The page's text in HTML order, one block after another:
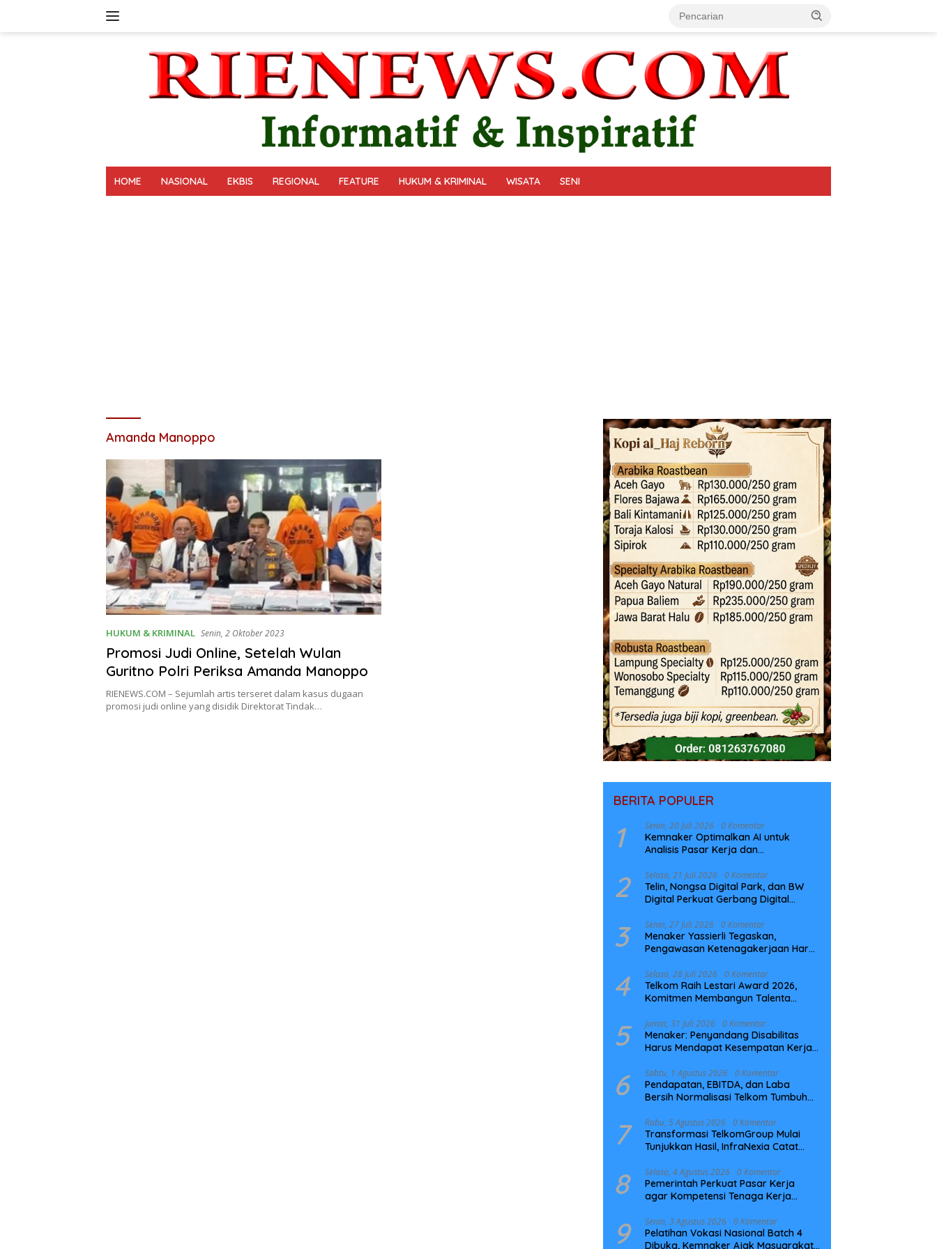
HOME NASIONAL EKBIS REGIONAL FEATURE HUKUM & KRIMINAL WISATA SENI
Amanda Manoppo
HUKUM & KRIMINAL Senin, 2 Oktober 2023
Promosi Judi Online, Setelah Wulan
Guritno Polri Periksa Amanda Manoppo
RIENEWS.COM – Sejumlah artis terseret dalam kasus dugaan
promosi judi online yang disidik Direktorat Tindak…
BERITA POPULER
1 Senin, 20 Juli 2026 0 Komentar
Kemnaker Optimalkan AI untuk
Analisis Pasar Kerja dan
2 Selasa, 21 Juli 2026 0 Komentar
Telin, Nongsa Digital Park, dan BW
Digital Perkuat Gerbang Digital
NCC
3 Senin, 27 Juli 2026 0 Komentar
Menaker Yassierli Tegaskan,
Pengawasan Ketenagakerjaan Harus
4 Selasa, 28 Juli 2026 0 Komentar
Telkom Raih Lestari Award 2026,
Komitmen Membangun Talenta
5 Jumat, 31 Juli 2026 0 Komentar
Menaker: Penyandang Disabilitas
Harus Mendapat Kesempatan Kerja
6 Sabtu, 1 Agustus 2026 0 Komentar
Pendapatan, EBITDA, dan Laba
Bersih Normalisasi Telkom Tumbuh
7 Rabu, 5 Agustus 2026 0 Komentar
Transformasi TelkomGroup Mulai
Tunjukkan Hasil, InfraNexia Catat
Digital Nasional
8 Selasa, 4 Agustus 2026 0 Komentar
Pemerintah Perkuat Pasar Kerja
agar Kompetensi Tenaga Kerja
9 Senin, 3 Agustus 2026 0 Komentar
Pelatihan Vokasi Nasional Batch 4
Dibuka, Kemnaker Ajak Masyarakat